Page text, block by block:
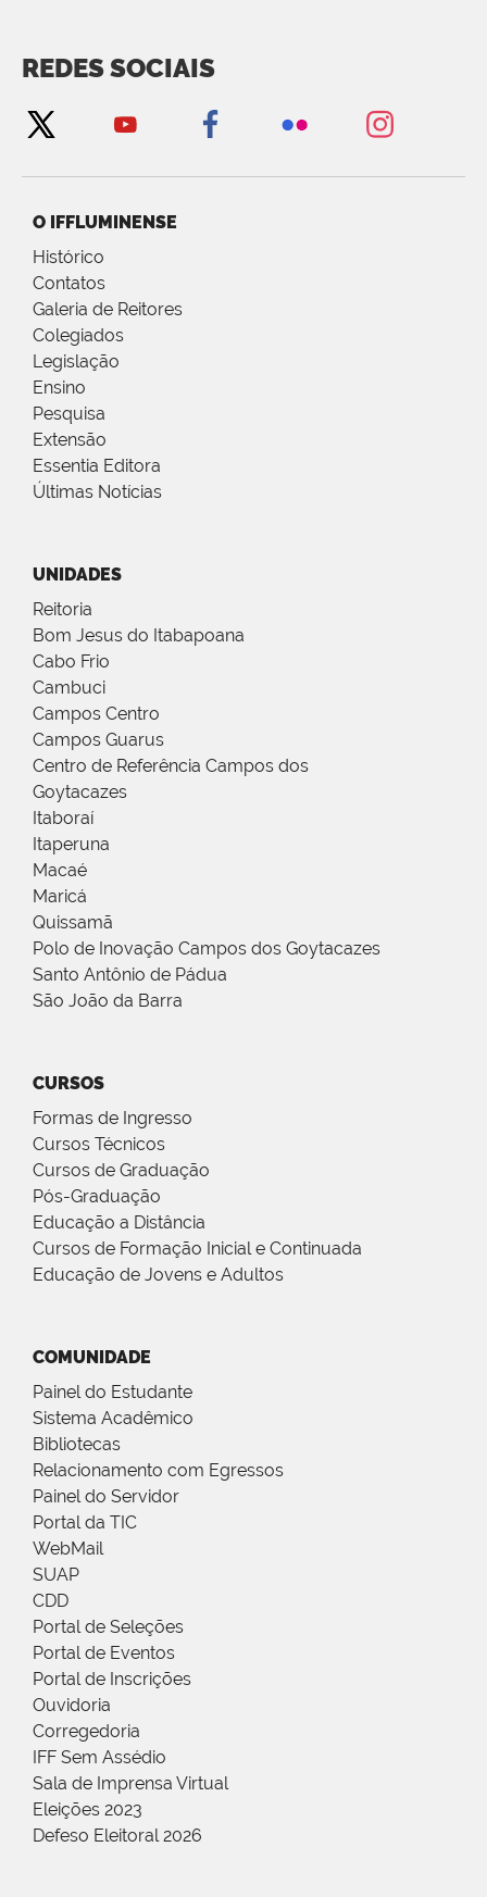
REDES SOCIAIS
O IFFLUMINENSE
Histórico
Contatos
Galeria de Reitores
Colegiados
Legislação
Ensino
Pesquisa
Extensão
Essentia Editora
Últimas Notícias
UNIDADES
Reitoria
Bom Jesus do Itabapoana
Cabo Frio
Cambuci
Campos Centro
Campos Guarus
Centro de Referência Campos dos
Goytacazes
Itaboraí
Itaperuna
Macaé
Maricá
Quissamã
Polo de Inovação Campos dos Goytacazes
Santo Antônio de Pádua
São João da Barra
CURSOS
Formas de Ingresso
Cursos Técnicos
Cursos de Graduação
Pós-Graduação
Educação a Distância
Cursos de Formação Inicial e Continuada
Educação de Jovens e Adultos
COMUNIDADE
Painel do Estudante
Sistema Acadêmico
Bibliotecas
Relacionamento com Egressos
Painel do Servidor
Portal da TIC
WebMail
SUAP
CDD
Portal de Seleções
Portal de Eventos
Portal de Inscrições
Ouvidoria
Corregedoria
IFF Sem Assédio
Sala de Imprensa Virtual
Eleições 2023
Defeso Eleitoral 2026